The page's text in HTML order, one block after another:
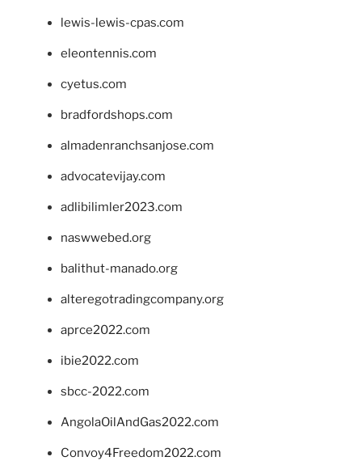
lewis-lewis-cpas.com
eleontennis.com
cyetus.com
bradfordshops.com
almadenranchsanjose.com
advocatevijay.com
adlibilimler2023.com
naswwebed.org
balithut-manado.org
alteregotradingcompany.org
aprce2022.com
ibie2022.com
sbcc-2022.com
AngolaOilAndGas2022.com
Convoy4Freedom2022.com